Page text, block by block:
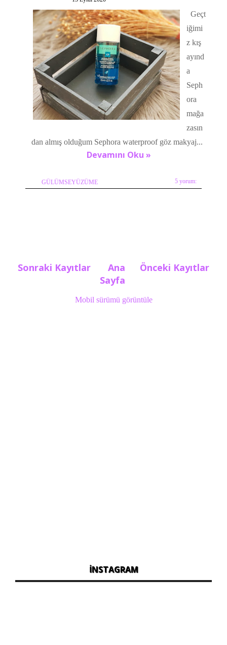
Geçt
iğimi
z kış
ayınd
a
Seph
ora
mağa
zasın
dan almış olduğum Sephora waterproof göz makyaj...
Devamını Oku »
GÜLÜMSEYÜZÜME 5 yorum:
Sonraki Kayıtlar Önceki Kayıtlar
Ana
Sayfa
Mobil sürümü görüntüle
İNSTAGRAM